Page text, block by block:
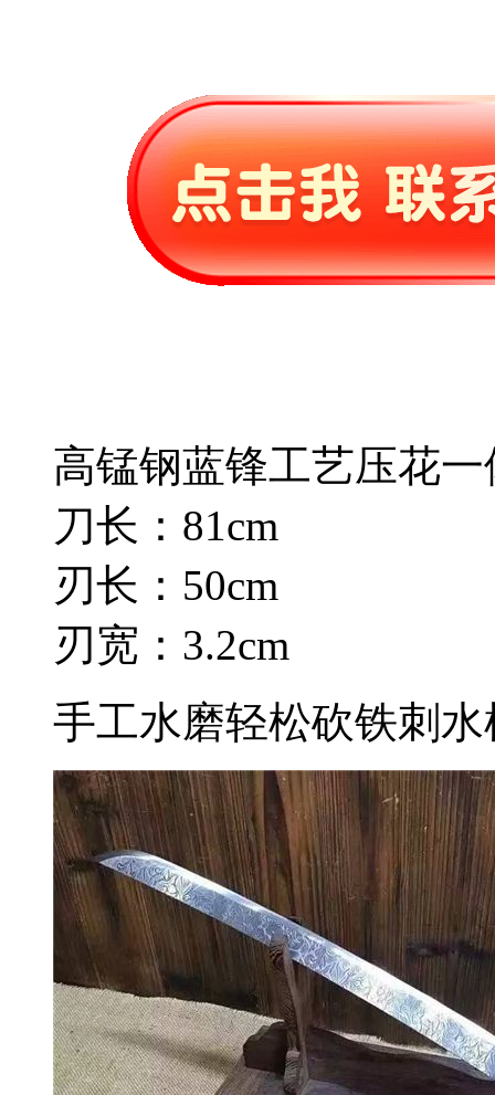
高锰钢蓝锋工艺压花
刀长：81cm
刃长：50cm
刃宽：3.2cm
手工水磨轻松砍铁刺